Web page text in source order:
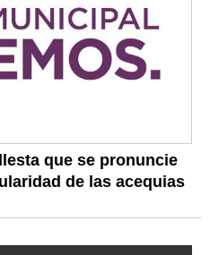
que se pronuncie
de las acequias